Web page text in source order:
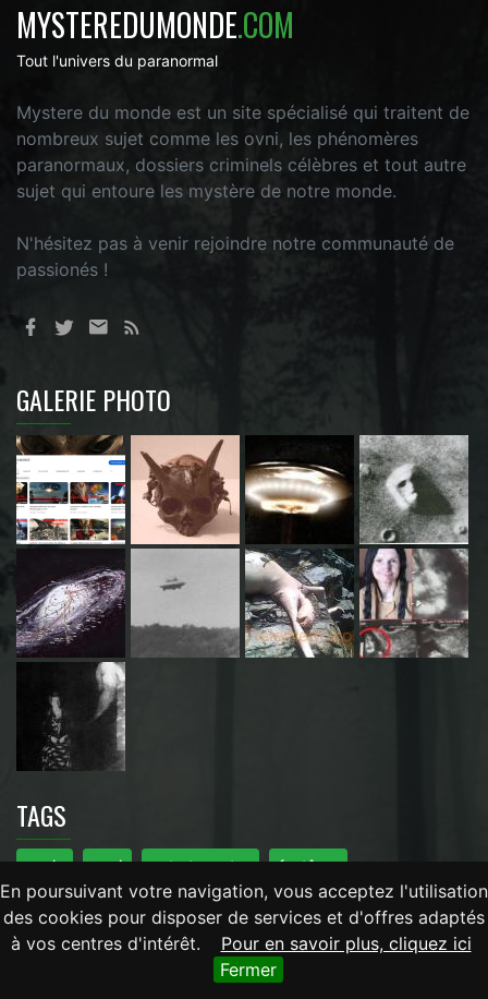
En poursuivant votre navigation, vous acceptez l'utilisation
des cookies pour disposer de services et d'offres adaptés
à vos centres d'intérêt.
Pour en savoir plus, cliquez ici
Fermer
MYSTEREDUMONDE.COM
Tout l'univers du paranormal
Mystere du monde est un site spécialisé qui traitent de
nombreux sujet comme les ovni, les phénomères
paranormaux, dossiers criminels célèbres et tout autre
sujet qui entoure les mystère de notre monde.
N'hésitez pas à venir rejoindre notre communauté de
passionés !
GALERIE PHOTO
TAGS
ovnis ovni extraterrestre fantôme
video fantome video paranormal zone 51 mystere
ufologie mystère ovni documentaire vidéos ovnis